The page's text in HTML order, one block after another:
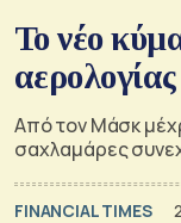
Το νέο
αερολογίας
Από τον Μάσκ
σαχλαμάρες
FINANCIAL TIMES